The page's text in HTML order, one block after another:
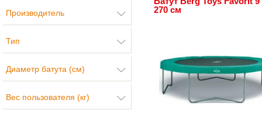
Производитель
Тип
Диаметр батута (см)
Вес пользователя (кг)
270 см